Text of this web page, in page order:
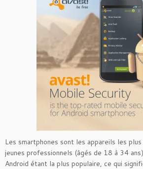
Les smartphones sont les appareils les
jeunes professionnels (âgés de 18 à 34
Android étant la plus populaire, ce qui